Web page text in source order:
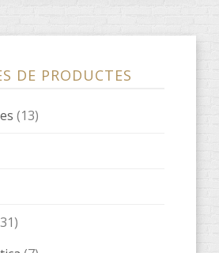
DE PRODUCTES
(13)